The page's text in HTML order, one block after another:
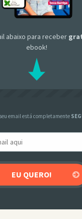
abaixo para receber
ebook!
email está completamente